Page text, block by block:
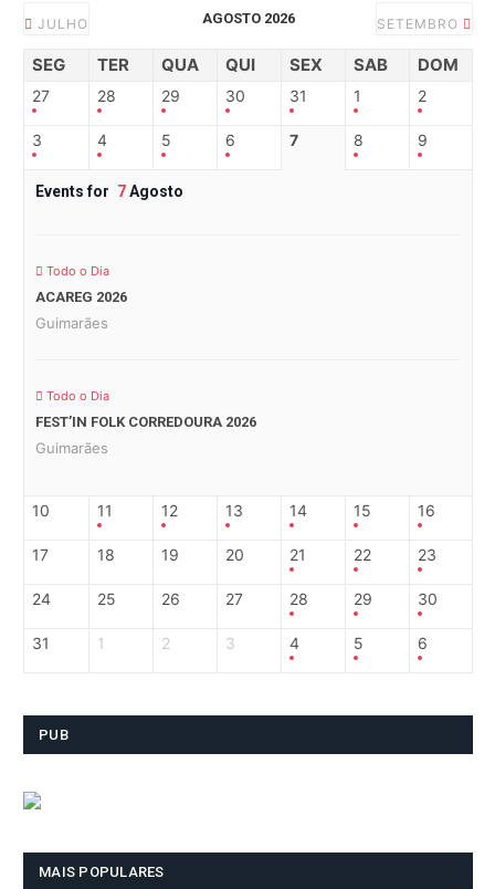
JULHO AGOSTO 2026 SETEMBRO
SEG TER QUA QUI SEX SAB DOM
27 28 29 30 31 1 2
3 4 5 6 7 8 9
Events for 7Agosto
Todo o Dia
ACAREG 2026
Guimarães
Todo o Dia
FEST’IN FOLK CORREDOURA 2026
Guimarães
10 11 12 13 14 15 16
17 18 19 20 21 22 23
24 25 26 27 28 29 30
31 1 2 3 4 5 6
PUB
MAIS POPULARES